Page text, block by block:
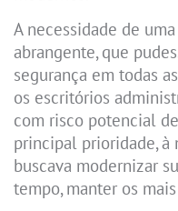
A necessidade de
abrangente, que
segurança em todas
os escritórios
com risco potencial
principal prioridade, à
buscava modernizar
tempo, manter os